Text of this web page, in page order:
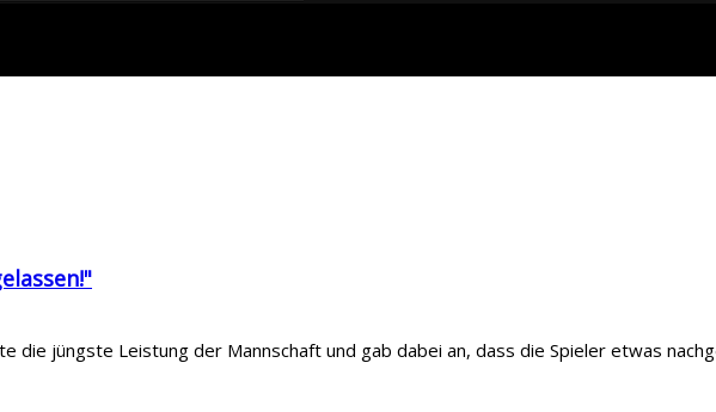
die jüngste Leistung der Mannschaft und gab dabei an, dass die Spieler etwas